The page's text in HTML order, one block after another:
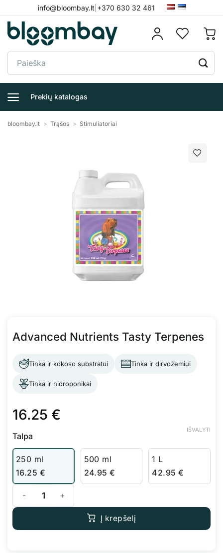
to
content
info@bloombay.lt +370 630 32 461
Ieškoti:
Prekių katalogas
bloombay.lt > Trąšos > Stimuliatoriai
Advanced Nutrients Tasty Terpenes
Tinka ir kokoso substratui Tinka ir dirvožemiui
Tinka ir hidroponikai
16.25 €
Talpa
250 ml
16.25 €
500 ml
24.95€
1 L
42.95 €
IŠVALYTI
produkto kiekis: Advanced Nutrients Tasty Terpenes
Į krepšelį